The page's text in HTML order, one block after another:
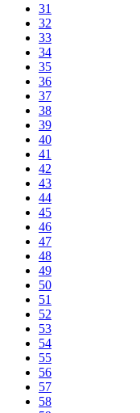
31
32
33
34
35
36
37
38
39
40
41
42
43
44
45
46
47
48
49
50
51
52
53
54
55
56
57
58